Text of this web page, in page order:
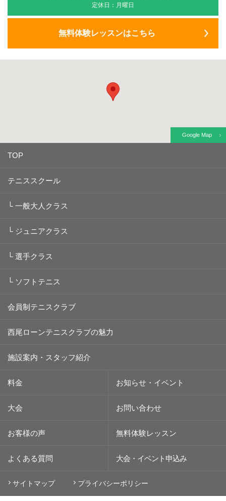
定休日：月曜日
無料体験レッスンはこちら
Google Map
TOP
テニススクール
└ 一般大人クラス
└ ジュニアクラス
└ 選手クラス
└ ソフトテニス
会員制テニスクラブ
西尾ローンテニスクラブの魅力
施設案内・スタッフ紹介
料金 お知らせ・イベント
大会 お問い合わせ
お客様の声 無料体験レッスン
よくある質問 大会・イベント 申込み
サイトマップ プライバシーポリシー